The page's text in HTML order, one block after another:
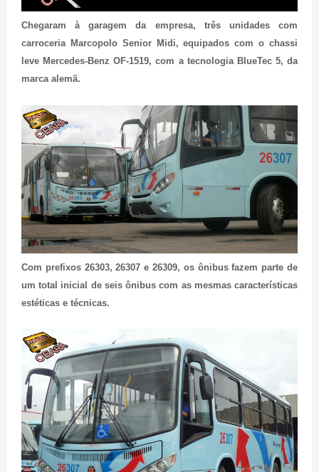
Chegaram à garagem da empresa, três unidades com
carroceria Marcopolo Senior Midi, equipados com o chassi
leve Mercedes-Benz OF-1519, com a tecnologia BlueTec 5, da
marca alemã.
Com prefixos 26303, 26307 e 26309, os ônibus fazem parte de
um total inicial de seis ônibus com as mesmas características
estéticas e técnicas.